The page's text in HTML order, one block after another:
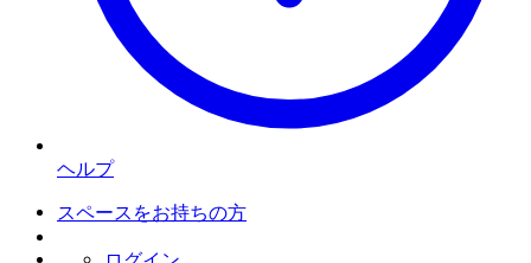
ヘルプ
スペースをお持ちの方